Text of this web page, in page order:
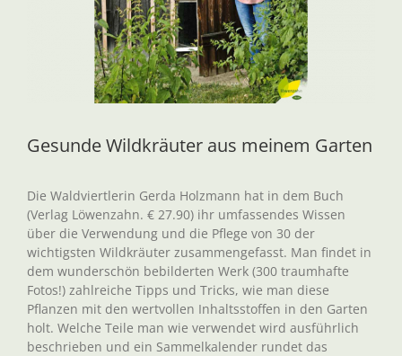
Gesunde Wildkräuter aus meinem Garten
Die Waldviertlerin Gerda Holzmann hat in dem Buch
(Verlag Löwenzahn. € 27.90) ihr umfassendes Wissen
über die Verwendung und die Pflege von 30 der
wichtigsten Wildkräuter zusammengefasst. Man findet in
dem wunderschön bebilderten Werk (300 traumhafte
Fotos!) zahlreiche Tipps und Tricks, wie man diese
Pflanzen mit den wertvollen Inhaltsstoffen in den Garten
holt. Welche Teile man wie verwendet wird ausführlich
beschrieben und ein Sammelkalender rundet das